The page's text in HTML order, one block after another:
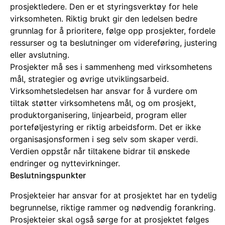
prosjektledere. Den er et styringsverktøy for hele
virksomheten. Riktig brukt gir den ledelsen bedre
grunnlag for å prioritere, følge opp prosjekter, fordele
ressurser og ta beslutninger om videreføring, justering
eller avslutning.
Prosjekter må ses i sammenheng med virksomhetens
mål, strategier og øvrige utviklingsarbeid.
Virksomhetsledelsen har ansvar for å vurdere om
tiltak støtter virksomhetens mål, og om prosjekt,
produktorganisering, linjearbeid, program eller
porteføljestyring er riktig arbeidsform. Det er ikke
organisasjonsformen i seg selv som skaper verdi.
Verdien oppstår når tiltakene bidrar til ønskede
endringer og nyttevirkninger.
Beslutningspunkter
Prosjekteier har ansvar for at prosjektet har en tydelig
begrunnelse, riktige rammer og nødvendig forankring.
Prosjekteier skal også sørge for at prosjektet følges